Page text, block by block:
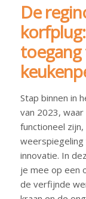
De
Stap binnen in
van 2023, waar
functioneel
weerspiegeling
innovatie. In
je mee op een
de verfijnde